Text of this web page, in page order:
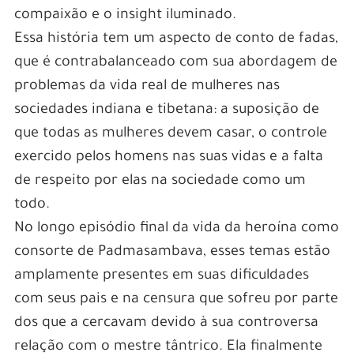
compaixão e o insight iluminado.
Essa história tem um aspecto de conto de fadas,
que é contrabalanceado com sua abordagem de
problemas da vida real de mulheres nas
sociedades indiana e tibetana: a suposição de
que todas as mulheres devem casar, o controle
exercido pelos homens nas suas vidas e a falta
de respeito por elas na sociedade como um
todo.
No longo episódio final da vida da heroína como
consorte de Padmasambava, esses temas estão
amplamente presentes em suas dificuldades
com seus pais e na censura que sofreu por parte
dos que a cercavam devido à sua controversa
relação com o mestre tântrico. Ela finalmente